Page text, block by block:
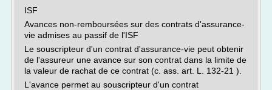
ISF
Avances non-remboursées sur des contrats d'assurance-
vie admises au passif de l'ISF
Le souscripteur d'un contrat d'assurance-vie peut obtenir
de l'assureur une avance sur son contrat dans la limite de
la valeur de rachat de ce contrat (c. ass. art. L. 132-21 ).
L'avance permet au souscripteur d'un contrat